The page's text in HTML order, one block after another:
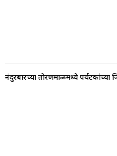
नंदुरबारच्या तोरणमाळमध्ये पर्यटकांच्या